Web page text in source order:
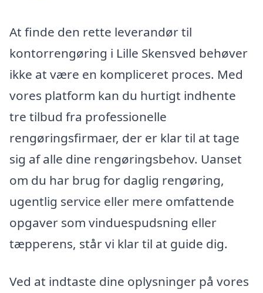
At finde den rette leverandør til
kontorrengøring i Lille Skensved behøver
ikke at være en kompliceret proces. Med
vores platform kan du hurtigt indhente
tre tilbud fra professionelle
rengøringsfirmaer, der er klar til at tage
sig af alle dine rengøringsbehov. Uanset
om du har brug for daglig rengøring,
ugentlig service eller mere omfattende
opgaver som vinduespudsning eller
tæpperens, står vi klar til at guide dig.
Ved at indtaste dine oplysninger på vores